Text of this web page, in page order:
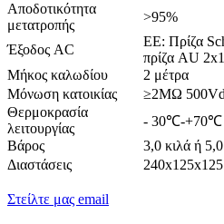
Αποδοτικότητα
μετατροπής
>95%
Έξοδος AC
ΕΕ: Πρίζα
πρίζα AU
Μήκος καλωδίου
2 μέτρα
Μόνωση κατοικίας
≥2MΩ
Θερμοκρασία
λειτουργίας
- 30℃-+70℃
Βάρος
3,0 κιλά ή
Διαστάσεις
240x125x125
Στείλτε μας email